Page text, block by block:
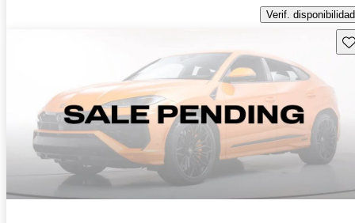
Verif. disponibilidad